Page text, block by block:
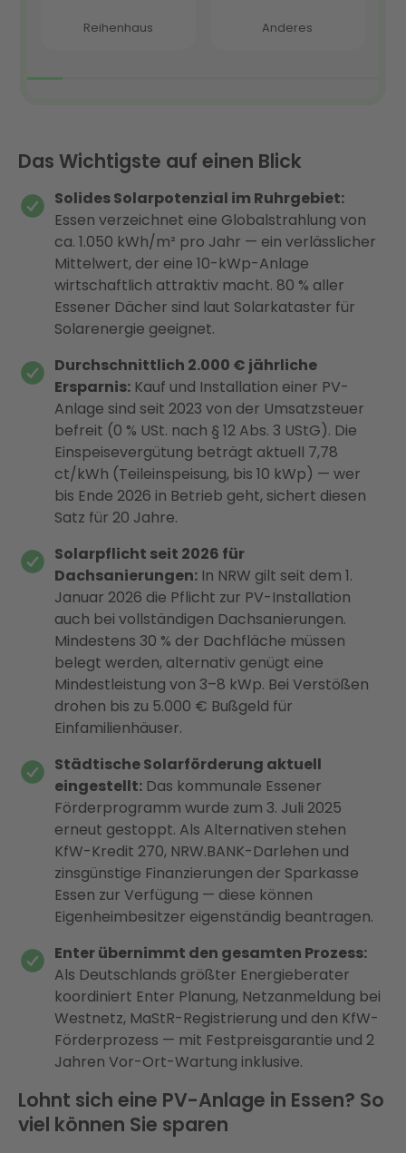
Das Wichtigste auf einen Blick
Solides Solarpotenzial im Ruhrgebiet:
Essen verzeichnet eine Globalstrahlung von
ca. 1.050 kWh/m² pro Jahr — ein verlässlicher
Mittelwert, der eine 10-kWp-Anlage
wirtschaftlich attraktiv macht. 80 % aller
Essener Dächer sind laut Solarkataster für
Solarenergie geeignet.
Durchschnittlich 2.000 € jährliche
Ersparnis: Kauf und Installation einer PV-
Anlage sind seit 2023 von der Umsatzsteuer
befreit (0 % USt. nach § 12 Abs. 3 UStG). Die
Einspeisevergütung beträgt aktuell 7,78
ct/kWh (Teileinspeisung, bis 10 kWp) — wer
bis Ende 2026 in Betrieb geht, sichert diesen
Satz für 20 Jahre.
Solarpflicht seit 2026 für
Dachsanierungen: In NRW gilt seit dem 1.
Januar 2026 die Pflicht zur PV-Installation
auch bei vollständigen Dachsanierungen.
Mindestens 30 % der Dachfläche müssen
belegt werden, alternativ genügt eine
Mindestleistung von 3–8 kWp. Bei Verstößen
drohen bis zu 5.000 € Bußgeld für
Einfamilienhäuser.
Städtische Solarförderung aktuell
eingestellt: Das kommunale Essener
Förderprogramm wurde zum 3. Juli 2025
erneut gestoppt. Als Alternativen stehen
KfW-Kredit 270, NRW.BANK-Darlehen und
zinsgünstige Finanzierungen der Sparkasse
Essen zur Verfügung — diese können
Eigenheimbesitzer eigenständig beantragen.
Enter übernimmt den gesamten Prozess:
Als Deutschlands größter Energieberater
koordiniert Enter Planung, Netzanmeldung bei
Westnetz, MaStR-Registrierung und den KfW-
Förderprozess — mit Festpreisgarantie und 2
Jahren Vor-Ort-Wartung inklusive.
Lohnt sich eine PV-Anlage in Essen? So
viel können Sie sparen